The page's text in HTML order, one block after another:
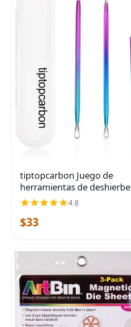
tiptopcarbon Juego de
herramientas de deshierbe
para vinilo adhesivo HTV
3pcs/Pack
4.8
$33